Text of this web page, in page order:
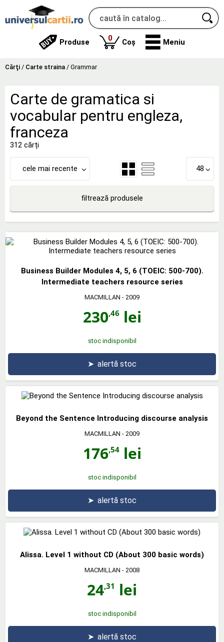
Produse 0produse
Coș Meniu
Cărţi / Carte straina / Grammar
Carte de gramatica si
vocabular pentru engleza,
franceza
312 cărți
cele mai recente 48
filtrează produsele
Business Builder Modules 4, 5, 6 (TOEIC: 500-700).
Intermediate teachers resource series
MACMILLAN - 2009
230,46 lei
stoc indisponibil
➤ alertă stoc
Beyond the Sentence Introducing discourse analysis
MACMILLAN - 2009
176,54lei
stoc indisponibil
➤ alertă stoc
Alissa. Level 1 without CD (About 300 basic words)
MACMILLAN - 2008
24,31 lei
stoc indisponibil
➤ alertă stoc